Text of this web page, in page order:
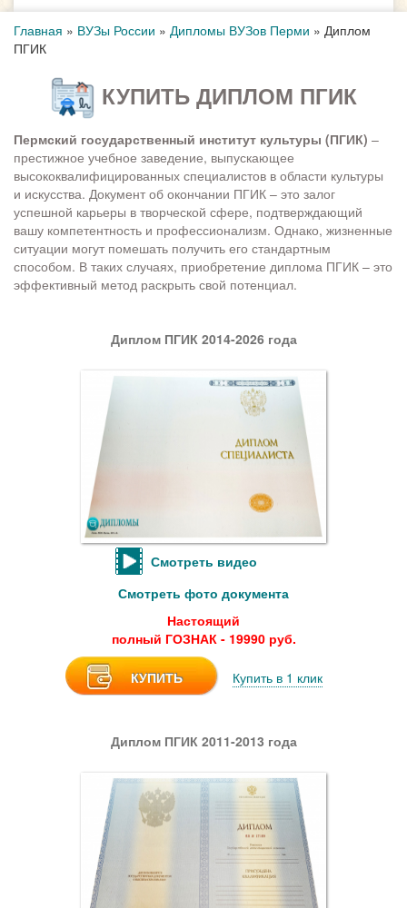
Главная » ВУЗы России » Дипломы ВУЗов Перми » Диплом
ПГИК
КУПИТЬ ДИПЛОМ ПГИК
Пермский государственный институт культуры (ПГИК) –
престижное учебное заведение, выпускающее
высококвалифицированных специалистов в области культуры
и искусства. Документ об окончании ПГИК – это залог
успешной карьеры в творческой сфере, подтверждающий
вашу компетентность и профессионализм. Однако, жизненные
ситуации могут помешать получить его стандартным
способом. В таких случаях, приобретение диплома ПГИК – это
эффективный метод раскрыть свой потенциал.
Диплом ПГИК 2014-2026 года
Смотреть видео
Смотреть фото документа
Настоящий
полный ГОЗНАК - 19990 руб.
КУПИТЬ Купить в 1 клик
Диплом ПГИК 2011-2013 года